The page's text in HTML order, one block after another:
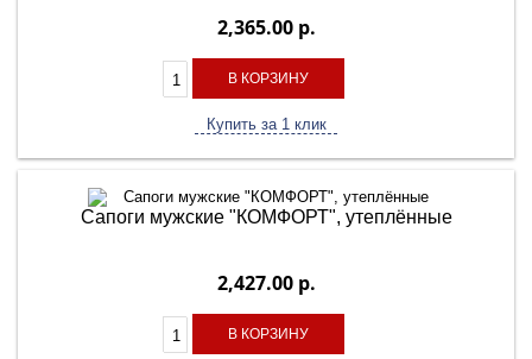
2,365.00 р.
В КОРЗИНУ
Купить за 1 клик
Сапоги мужские "КОМФОРТ", утеплённые
2,427.00 р.
В КОРЗИНУ